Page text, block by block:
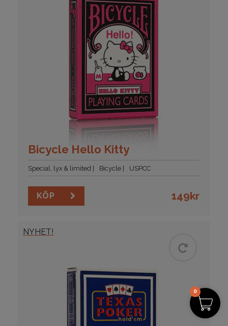
Bicycle Hello Kitty
Special, lyx & limited Bicycle USPCC
KÖP 149kr
NYHET!
0